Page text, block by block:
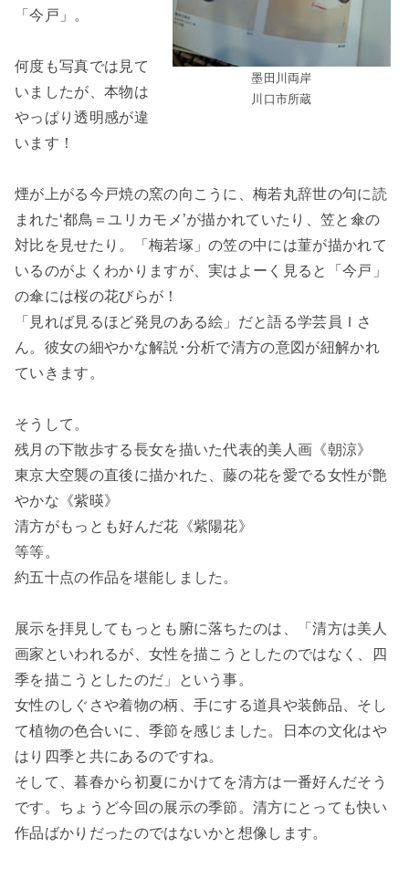
墨田川両岸
川口市所蔵
「今戸」。
何度も写真では見て
いましたが、本物は
やっぱり透明感が違
います！
煙が上がる今戸焼の窯の向こうに、梅若丸辞世の句に読
まれた‘都鳥＝ユリカモメ’が描かれていたり、笠と傘の
対比を見せたり。「梅若塚」の笠の中には菫が描かれて
いるのがよくわかりますが、実はよーく見ると「今戸」
の傘には桜の花びらが！
「見れば見るほど発見のある絵」だと語る学芸員Ｉさ
ん。彼女の細やかな解説･分析で清方の意図が紐解かれ
ていきます。
そうして。
残月の下散歩する長女を描いた代表的美人画《朝涼》
東京大空襲の直後に描かれた、藤の花を愛でる女性が艶
やかな《紫暎》
清方がもっとも好んだ花《紫陽花》
等等。
約五十点の作品を堪能しました。
展示を拝見してもっとも腑に落ちたのは、「清方は美人
画家といわれるが、女性を描こうとしたのではなく、四
季を描こうとしたのだ」という事。
女性のしぐさや着物の柄、手にする道具や装飾品、そし
て植物の色合いに、季節を感じました。日本の文化はや
はり四季と共にあるのですね。
そして、暮春から初夏にかけてを清方は一番好んだそう
です。ちょうど今回の展示の季節。清方にとっても快い
作品ばかりだったのではないかと想像します。